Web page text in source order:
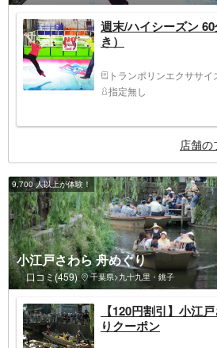
週末/ハイシーズン
き）
トランポリンエクササイ
指定無し
店舗
9,700 人以上が体験！
小江戸さわら 舟めぐり
口コミ(459) 千葉県>九十九里・銚子
【120円割引】小江
りクーポン